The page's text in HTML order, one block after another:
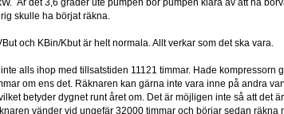
Är det 3,6 grader ute pumpen bör pumpen klara av att nå
skulle ha börjat räkna.
och KBin/Kbut är helt normala. Allt verkar som det ska vara.
alls ihop med tillsatstiden 11121 timmar. Hade kompressorn
om ens det. Räknaren kan gärna inte vara inne på andra
betyder dygnet runt året om. Det är möjligen inte så att det
vänder vid ungefär 32000 timmar och börjar sedan räkna